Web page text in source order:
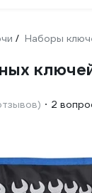
/ Наборы
2